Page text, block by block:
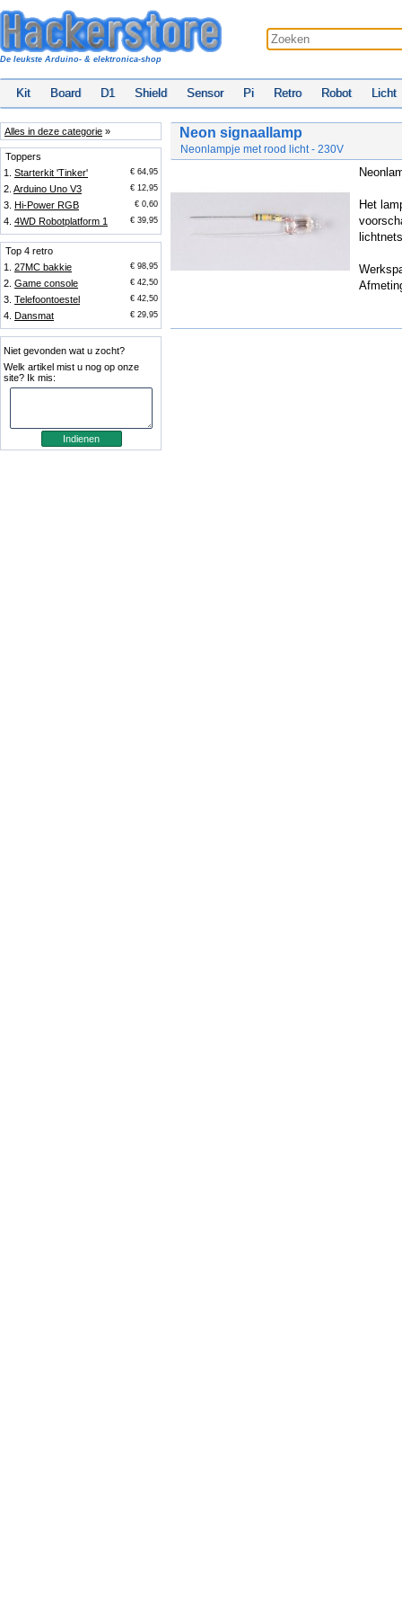
De leukste Arduino- & elektronica-shop
Kit Board D1 Shield Sensor Pi Retro Robot Licht
Alles in deze categorie »
Toppers
1. Starterkit 'Tinker' € 64,95
2. Arduino Uno V3 € 12,95
3. Hi-Power RGB € 0,60
4. 4WD Robotplatform 1 € 39,95
Top 4 retro
1. 27MC bakkie € 98,95
2. Game console € 42,50
3. Telefoontoestel € 42,50
4. Dansmat € 29,95
Niet gevonden wat u zocht?
Welk artikel mist u nog op onze
site? Ik mis:
Neon signaallamp
Neonlampje met rood licht - 230V
Het